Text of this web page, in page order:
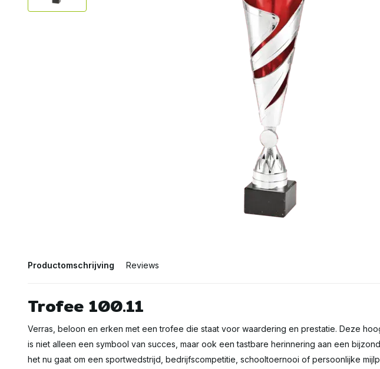
Productomschrijving Reviews
Trofee 100.11
Verras, beloon en erken met een trofee die staat voor waardering en prestatie. Deze
is niet alleen een symbool van succes, maar ook een tastbare herinnering aan een
het nu gaat om een sportwedstrijd, bedrijfscompetitie, schooltoernooi of persoonlijke